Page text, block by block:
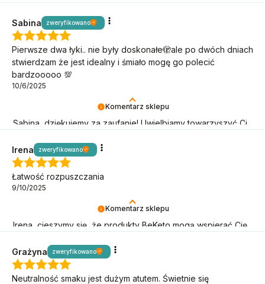
Komentarz sklepu
Sabina, dziękujemy za zaufanie! Uwielbiamy towarzyszyć Ci
Sabina zweryfikowano
Pierwsze dwa łyki.. nie były doskonałe🫣ale po dwóch dniach
stwierdzam że jest idealny i śmiało mogę go polecić
bardzooooo 💯
10/6/2025
Komentarz sklepu
Irena, cieszymy się, że produkty BeKeto mogą wspierać Cię
Irena zweryfikowano
Łatwość rozpuszczania
9/10/2025
Grażyna zweryfikowano
Neutralność smaku jest dużym atutem. Świetnie się